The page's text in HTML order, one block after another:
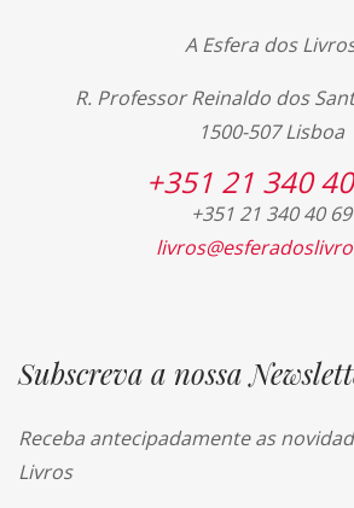
A Esfera dos
R. Professor Reinaldo dos
1500-507 Lisboa
+351 21 340
+351 21 340 40 69
Subscreva a nossa
Receba antecipadamente as
Livros